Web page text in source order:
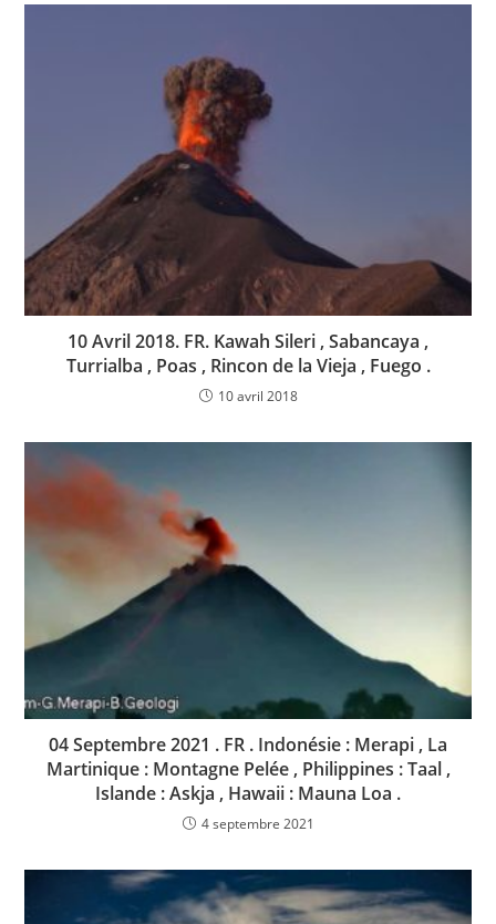
10 Avril 2018. FR. Kawah Sileri , Sabancaya ,
Turrialba , Poas , Rincon de la Vieja , Fuego .
10 avril 2018
04 Septembre 2021 . FR . Indonésie : Merapi , La
Martinique : Montagne Pelée , Philippines : Taal ,
Islande : Askja , Hawaii : Mauna Loa .
4 septembre 2021